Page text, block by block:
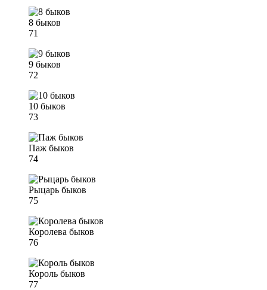
8 быков
71
9 быков
72
10 быков
73
Паж быков
74
Рыцарь быков
75
Королева быков
76
Король быков
77